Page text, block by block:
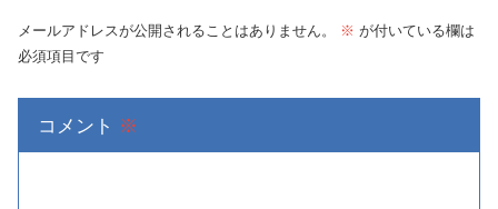
メールアドレスが公開されることはありません。 ※ が付いている欄は
必須項目です
コメント ※